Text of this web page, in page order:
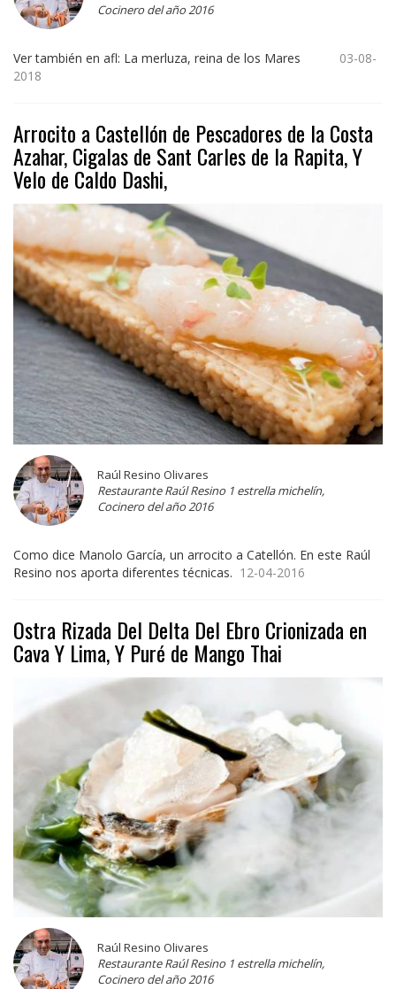
Cocinero del año 2016
Ver también en afl: La merluza, reina de los Mares 03-08-
2018
Arrocito a Castellón de Pescadores de la Costa
Azahar, Cigalas de Sant Carles de la Rapita, Y
Velo de Caldo Dashi,
Raúl Resino Olivares
Restaurante Raúl Resino 1 estrella michelín,
Cocinero del año 2016
Como dice Manolo García, un arrocito a Catellón. En este Raúl
Resino nos aporta diferentes técnicas. 12-04-2016
Ostra Rizada Del Delta Del Ebro Crionizada en
Cava Y Lima, Y Puré de Mango Thai
Raúl Resino Olivares
Restaurante Raúl Resino 1 estrella michelín,
Cocinero del año 2016